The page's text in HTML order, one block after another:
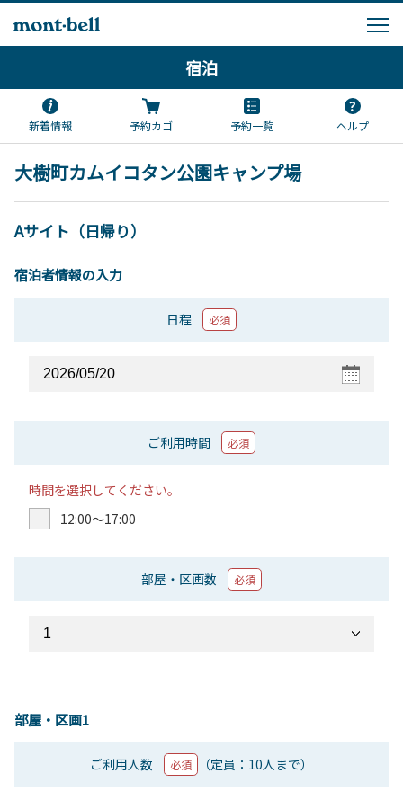
宿泊
新着情報 予約カゴ 予約一覧 ヘルプ
大樹町カムイコタン公園キャンプ場
Aサイト（日帰り）
宿泊者情報の入力
日程 必須
ご利用時間 必須
時間を選択してください。
12:00〜17:00
部屋・区画数 必須
部屋・区画1
ご利用人数 必須 （定員：10人まで）